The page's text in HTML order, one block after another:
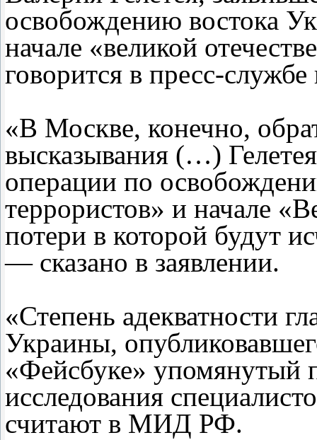
освобождению востока
начале «великой
говорится в пресс-службе
«В Москве, конечно,
высказывания (…)
операции по
террористов» и начале
потери в которой будут
— сказано в заявлении.
«Степень адекватности
Украины,
«Фейсбуке» упомянутый
исследования
считают в МИД РФ.